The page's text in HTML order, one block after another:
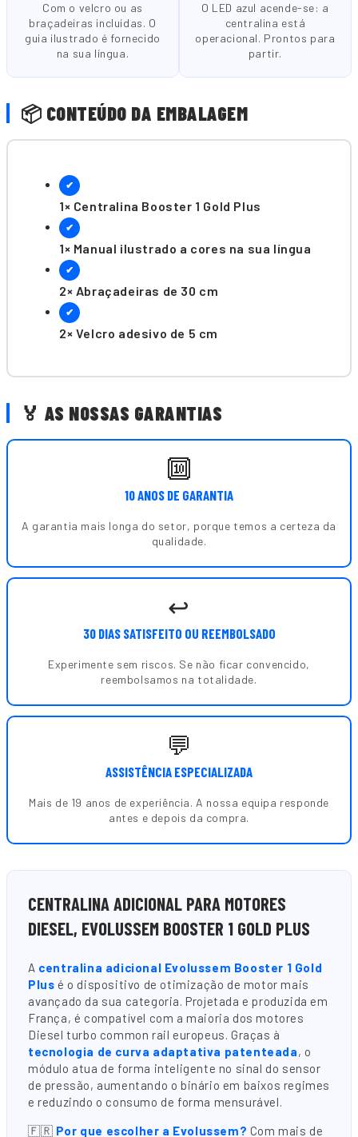
Com o velcro ou as
braçadeiras incluídas. O
guia ilustrado é fornecido
na sua língua.
O LED azul acende-se: a
centralina está
operacional. Prontos para
partir.
📦 CONTEÚDO DA EMBALAGEM
✔
1× Centralina Booster 1 Gold Plus
✔
1× Manual ilustrado a cores na sua língua
✔
2× Abraçadeiras de 30 cm
✔
2× Velcro adesivo de 5 cm
🏅 AS NOSSAS GARANTIAS
🔟
10 ANOS DE GARANTIA
A garantia mais longa do setor, porque temos a certeza da
qualidade.
↩️
30 DIAS SATISFEITO OU REEMBOLSADO
Experimente sem riscos. Se não ficar convencido,
reembolsamos na totalidade.
💬
ASSISTÊNCIA ESPECIALIZADA
Mais de 19 anos de experiência. A nossa equipa responde
antes e depois da compra.
CENTRALINA ADICIONAL PARA MOTORES
DIESEL, EVOLUSSEM BOOSTER 1 GOLD PLUS
A centralina adicional Evolussem Booster 1 Gold
Plus é o dispositivo de otimização de motor mais
avançado da sua categoria. Projetada e produzida em
França, é compatível com a maioria dos motores
Diesel turbo common rail europeus. Graças à
tecnologia de curva adaptativa patenteada, o
módulo atua de forma inteligente no sinal do sensor
de pressão, aumentando o binário em baixos regimes
e reduzindo o consumo de forma mensurável.
🇫🇷 Por que escolher a Evolussem? Com mais de